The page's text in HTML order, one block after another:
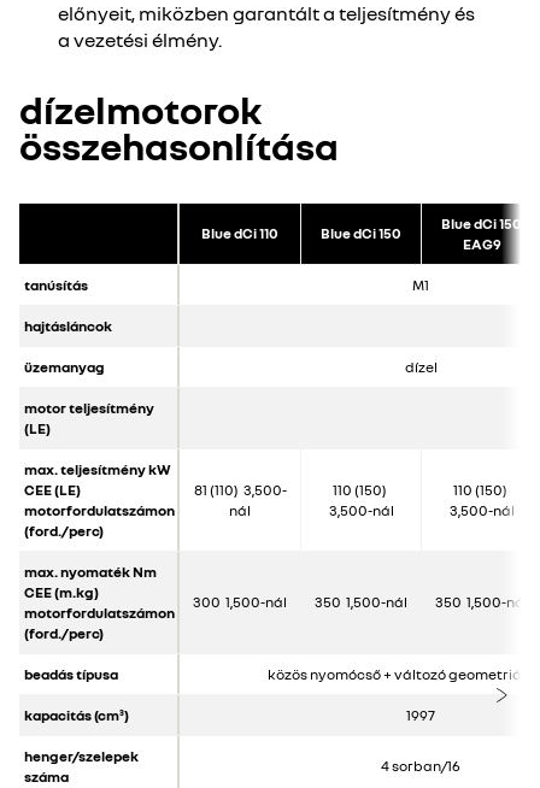
előnyeit, miközben garantált a teljesítmény és
a vezetési élmény.
dízelmotorok
összehasonlítása
Blue dCi 110 Blue dCi 150
Blue dCi 150
EAG9
tanúsítás M1
hajtásláncok
üzemanyag dízel
motor teljesítmény
(LE)
max. teljesítmény kW
CEE (LE)
motorfordulatszámon
(ford./perc)
81 (110) 3,500-
nál
110 (150)
3,500-nál
110 (150)
3,500-nál
max. nyomaték Nm
CEE (m.kg)
motorfordulatszámon
(ford./perc)
300 1,500-nál 350 1,500-nál 350 1,500-nál
beadás típusa közös nyomócső + változó geometriájú
kapacitás (cm3) 1997
henger/szelepek
száma
4 sorban/16